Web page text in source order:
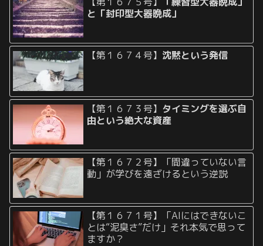
と「封印型大器晩成」
【第１６７４号】 沈黙という発信
【第１６７３号】 タイミングを選ぶ自
由という絶大な資産
【第１６７２号】「間違っていない言
動」が学びを遠ざけるという逆説
【第１６７１号】「AIにはできないこ
とは“泥臭さ”だけ」それ本気で思って
ますか？